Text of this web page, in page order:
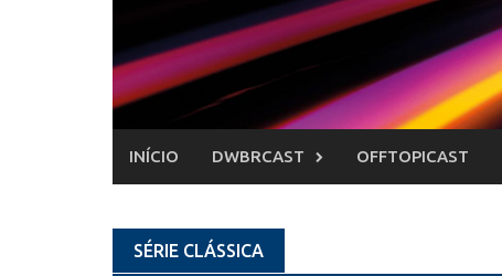
INÍCIO DWBRCAST OFFTOPICAST
SÉRIE CLÁSSICA